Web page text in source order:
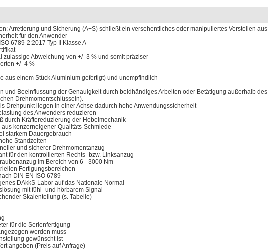
Arretierung und Sicherung (A+S) schließt ein versehentliches oder manipuliertes Verstellen aus
für den Anwender
6789-2:2017 Typ II Klasse A
zulassige Abweichung von +/- 3 % und somit präziser
+/- 4 %
aus einem Stück Aluminium gefertigt) und unempfindlich
und Beeinflussung der Genauigkeit durch beidhändiges Arbeiten oder Betätigung außerhalb des
Drehmomentschlüsseln).
Drehpunkt liegen in einer Achse dadurch hohe Anwendungssicherheit
des Anwenders reduzieren
durch Kräftereduzierung der Hebelmechanik
konzerneigener Qualitäts-Schmiede
starkem Dauergebrauch
Standzeiten
und sicherer Drehmomentanzug
für den kontrollierten Rechts- bzw. Linksanzug
im Bereich von 6 - 3000 Nm
Fertigungsbereichen
DIN EN ISO 6789
DAkkS-Labor auf das Nationale Normal
mit fühl- und hörbarem Signal
Skalenteilung (s. Tabelle)
für die Serienfertigung
werden muss
gewünscht ist
angeben (Preis auf Anfrage)